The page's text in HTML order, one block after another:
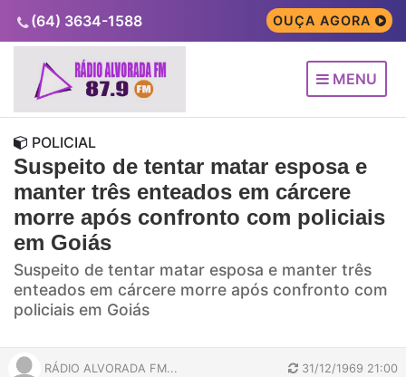
(64) 3634-1588 OUÇA AGORA
MENU
POLICIAL
Suspeito de tentar matar esposa e
manter três enteados em cárcere
morre após confronto com policiais
em Goiás
Suspeito de tentar matar esposa e manter três
enteados em cárcere morre após confronto com
policiais em Goiás
RÁDIO ALVORADA FM... 31/12/1969 21:00